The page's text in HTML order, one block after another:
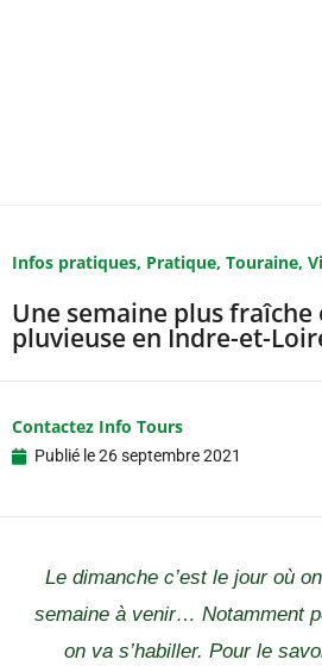
Infos pratiques, Pratique, Touraine,
Une semaine plus
pluvieuse en Indre-et-
Contactez Info Tours
Publié le26 septembre 2021
Le dimanche c’est le jour où
semaine à venir… Notamment
on va s’habiller. Pour le